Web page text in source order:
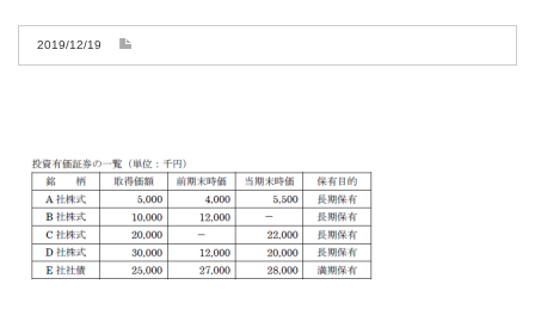
2019/12/19